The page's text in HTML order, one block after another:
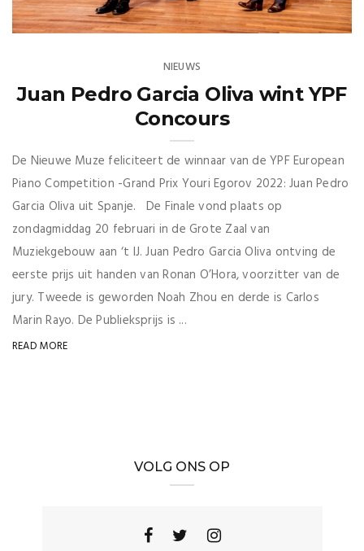
NIEUWS
Juan Pedro Garcia Oliva wint YPF
Concours
De Nieuwe Muze feliciteert de winnaar van de YPF European
Piano Competition -Grand Prix Youri Egorov 2022: Juan Pedro
Garcia Oliva uit Spanje. De Finale vond plaats op
zondagmiddag 20 februari in de Grote Zaal van
Muziekgebouw aan ‘t IJ. Juan Pedro Garcia Oliva ontving de
eerste prijs uit handen van Ronan O’Hora, voorzitter van de
jury. Tweede is geworden Noah Zhou en derde is Carlos
Marin Rayo. De Publieksprijs is ...
READ MORE
VOLG ONS OP